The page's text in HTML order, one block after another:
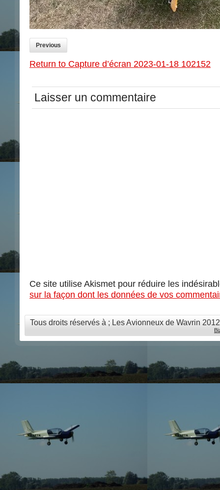
Previous
Return to Capture d’écran 2023-01-18 102152
Laisser un commentaire
Ce site utilise Akismet pour réduire les
sur la façon dont les données de vos
Tous droits réservés à ; Les Avionneux de Wavrin